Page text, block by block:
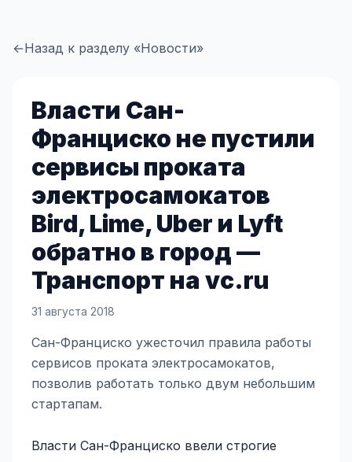
←Назад к разделу «Новости»
Власти Сан-
Франциско не пустили
сервисы проката
электросамокатов
Bird, Lime, Uber и Lyft
обратно в город —
Транспорт на vc.ru
31 августа 2018
Сан-Франциско ужесточил правила работы
сервисов проката электросамокатов,
позволив работать только двум небольшим
стартапам.
Власти Сан-Франциско ввели строгие